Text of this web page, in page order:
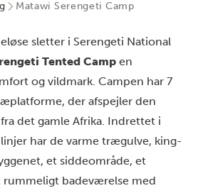
Matawi Serengeti Camp
sletter i Serengeti National
Tented Camp en
og vildmark. Campen har 7
der afspejler den
fra det gamle Afrika. Indrettet i
har de varme trægulve, king-
et siddeområde, et
rummeligt badeværelse med